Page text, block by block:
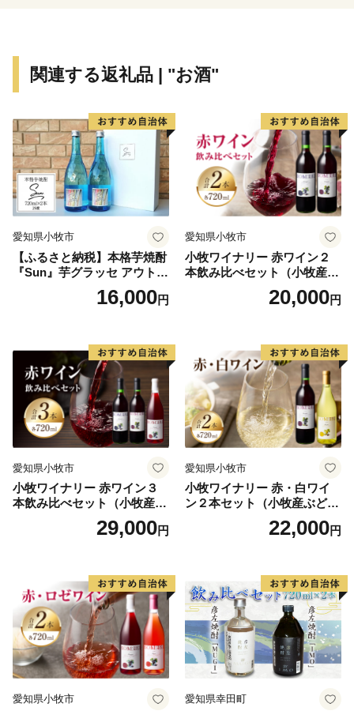
は、7日間の期間中に100万人以上の お客様が国内外か
ら訪れる国内最大級の陶器市として有名です。
一方で有田町は「棚田」という特徴的な景観を持つ稲作
地であり、また、「佐賀牛」や 「ありたどり」を生産
する県下有数の畜産地でもあります。
----
【有田焼ができるまで】
くろ成形と鋳込み成形の2種類があります。成形し乾燥
性を高めます。）
２：下絵付け（呉須で文様を描きます。）
３：施釉（磁器の表面にガラスの光沢を与えるために釉
薬をかけます。）
４：本焼（本焼き窯で約1300度の高温で焼き上げま
す。）
５：上絵付（焼成後の釉薬の上に色絵具で文様を描きま
す。）
６：上絵付焼成（赤絵窯に入れて約800度で焼き上げま
す。釉薬の上に色絵具が焼き付いて完成します。完成し
---------------------------------------------------------------------------
----
●有田町へのご寄附につきまして●
同一年内で複数回の寄附を行った場合でも、都度お礼品
を受取る事ができます。
（受取り回数の制限はありません）
関連する返礼品 | "お酒"
愛知県小牧市
【ふるさと納税】本格芋焼酎
『Sun』芋グラッセ アウトド
ア ソロキャンプ ベランピン
グ 巣ごもり 就労支援16,000円
愛知県小牧市
小牧ワイナリー 赤ワイン２
本飲み比べセット（小牧産ぶ
どう100％使用）20,000円
愛知県小牧市
小牧ワイナリー 赤ワイン３
本飲み比べセット（小牧産ぶ
どう100％使用）29,000円
愛知県小牧市
小牧ワイナリー 赤・白ワイ
ン２本セット（小牧産ぶどう
22,000円
愛知県小牧市 愛知県幸田町